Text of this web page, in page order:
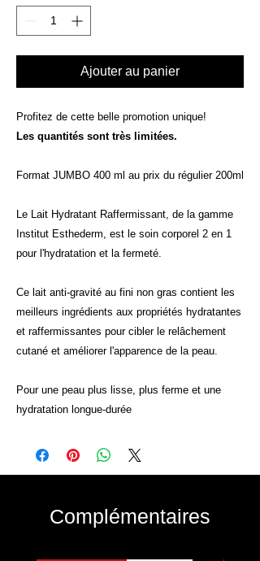
Ajouter au panier
Profitez de cette belle promotion unique!
Les quantités sont très limitées.
Format JUMBO 400 ml au prix du régulier 200ml
Le Lait Hydratant Raffermissant, de la gamme
Institut Esthederm, est le soin corporel 2 en 1
pour l'hydratation et la fermeté.
Ce lait anti-gravité au fini non gras contient les
meilleurs ingrédients aux propriétés hydratantes
et raffermissantes pour cibler le relâchement
cutané et améliorer l'apparence de la peau.
Pour une peau plus lisse, plus ferme et une
hydratation longue-durée
Complémentaires